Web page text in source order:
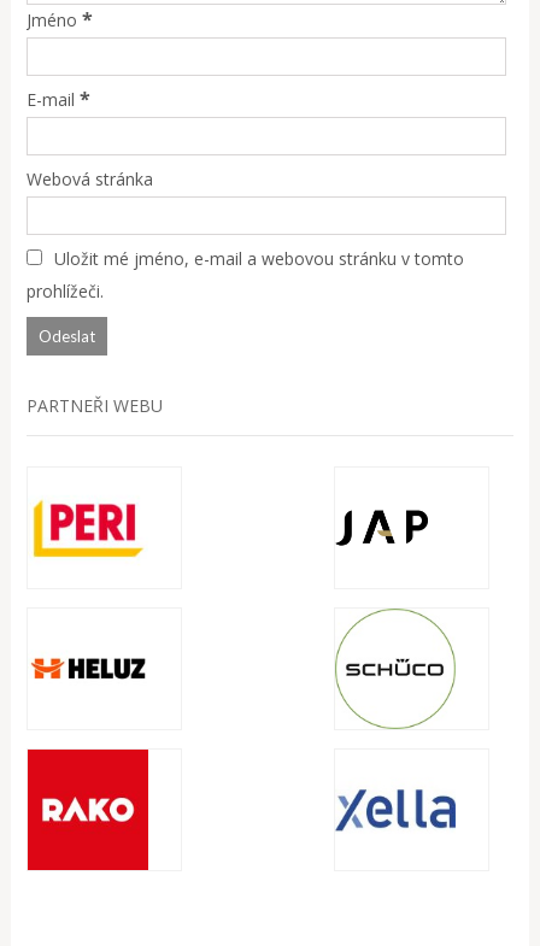
Jméno *
E-mail *
Webová stránka
Uložit mé jméno, e-mail a webovou stránku v tomto
prohlížeči.
PARTNEŘI WEBU